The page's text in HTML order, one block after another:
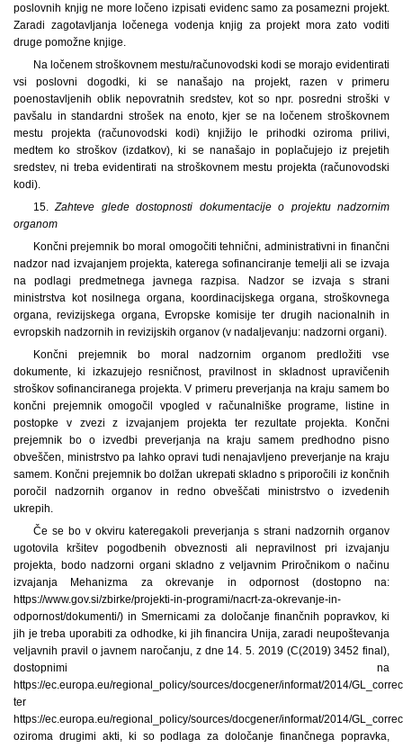
poslovnih knjig ne more ločeno izpisati evidenc samo za posamezni projekt.
Zaradi zagotavljanja ločenega vodenja knjig za projekt mora zato voditi
druge pomožne knjige.
Na ločenem stroškovnem mestu/računovodski kodi se morajo evidentirati
vsi poslovni dogodki, ki se nanašajo na projekt, razen v primeru
poenostavljenih oblik nepovratnih sredstev, kot so npr. posredni stroški v
pavšalu in standardni strošek na enoto, kjer se na ločenem stroškovnem
mestu projekta (računovodski kodi) knjižijo le prihodki oziroma prilivi,
medtem ko stroškov (izdatkov), ki se nanašajo in poplačujejo iz prejetih
sredstev, ni treba evidentirati na stroškovnem mestu projekta (računovodski
kodi).
15.Zahteve glede dostopnosti dokumentacije o projektu nadzornim
organom
Končni prejemnik bo moral omogočiti tehnični, administrativni in finančni
nadzor nad izvajanjem projekta, katerega sofinanciranje temelji ali se izvaja
na podlagi predmetnega javnega razpisa. Nadzor se izvaja s strani
ministrstva kot nosilnega organa, koordinacijskega organa, stroškovnega
organa, revizijskega organa, Evropske komisije ter drugih nacionalnih in
evropskih nadzornih in revizijskih organov (v nadaljevanju: nadzorni organi).
Končni prejemnik bo moral nadzornim organom predložiti vse
dokumente, ki izkazujejo resničnost, pravilnost in skladnost upravičenih
stroškov sofinanciranega projekta. V primeru preverjanja na kraju samem bo
končni prejemnik omogočil vpogled v računalniške programe, listine in
postopke v zvezi z izvajanjem projekta ter rezultate projekta. Končni
prejemnik bo o izvedbi preverjanja na kraju samem predhodno pisno
obveščen, ministrstvo pa lahko opravi tudi nenajavljeno preverjanje na kraju
samem. Končni prejemnik bo dolžan ukrepati skladno s priporočili iz končnih
poročil nadzornih organov in redno obveščati ministrstvo o izvedenih
ukrepih.
Če se bo v okviru kateregakoli preverjanja s strani nadzornih organov
ugotovila kršitev pogodbenih obveznosti ali nepravilnost pri izvajanju
projekta, bodo nadzorni organi skladno z veljavnim Priročnikom o načinu
izvajanja Mehanizma za okrevanje in odpornost (dostopno na:
https://www.gov.si/zbirke/projekti-in-programi/nacrt-za-okrevanje-in-
odpornost/dokumenti/) in Smernicami za določanje finančnih popravkov, ki
jih je treba uporabiti za odhodke, ki jih financira Unija, zaradi neupoštevanja
veljavnih pravil o javnem naročanju, z dne 14. 5. 2019 (C(2019) 3452 final),
dostopnimi na
https://ec.europa.eu/regional_policy/sources/docgener/informat/2014/
ter
https://ec.europa.eu/regional_policy/sources/docgener/informat/2014/
oziroma drugimi akti, ki so podlaga za določanje finančnega popravka,